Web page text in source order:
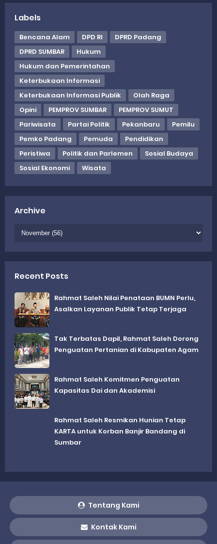
Labels
Bencana Alam DPD RI
DPRD Padang
DPRD SUMBAR
Hukum
Hukum dan Pemerintahan
Keterbukaan Informasi
Keterbukaan Informasi Publik
Olah Raga
Opini
PEMPROV SUMBAR
PEMPROV SUMUT
Pariwisata
Partai Politik Pekanbaru
Pemilu
Pemko Padang
Pemuda
Pendidikan
Peristiwa
Politik dan Parlemen
Sosial Budaya
Sosial Ekonomi
Wisata
Archive
Recent Posts
Rahmat Saleh Nilai Penataan BUMN Perlu,
Asalkan Layanan Publik Tetap Terjaga
Tak Terbatas Dapil, Rahmat Saleh Dorong
Penguatan Pertanian di Kabupaten Agam
Rahmat Saleh Komitmen Penguatan
Kapasitas Dai dan Akademisi
Rahmat Saleh Resmikan Hunian Tetap
KARTA untuk Korban Banjir Bandang di
Sumbar
Tentang Kami
Kontak Kami